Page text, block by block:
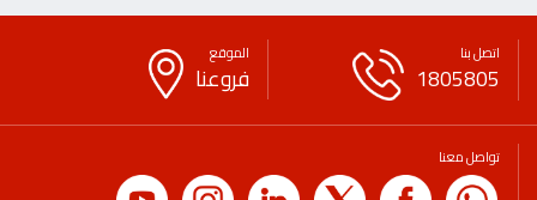
اتصل بنا
1805805
الموقع
فروعنا
تواصل معنا